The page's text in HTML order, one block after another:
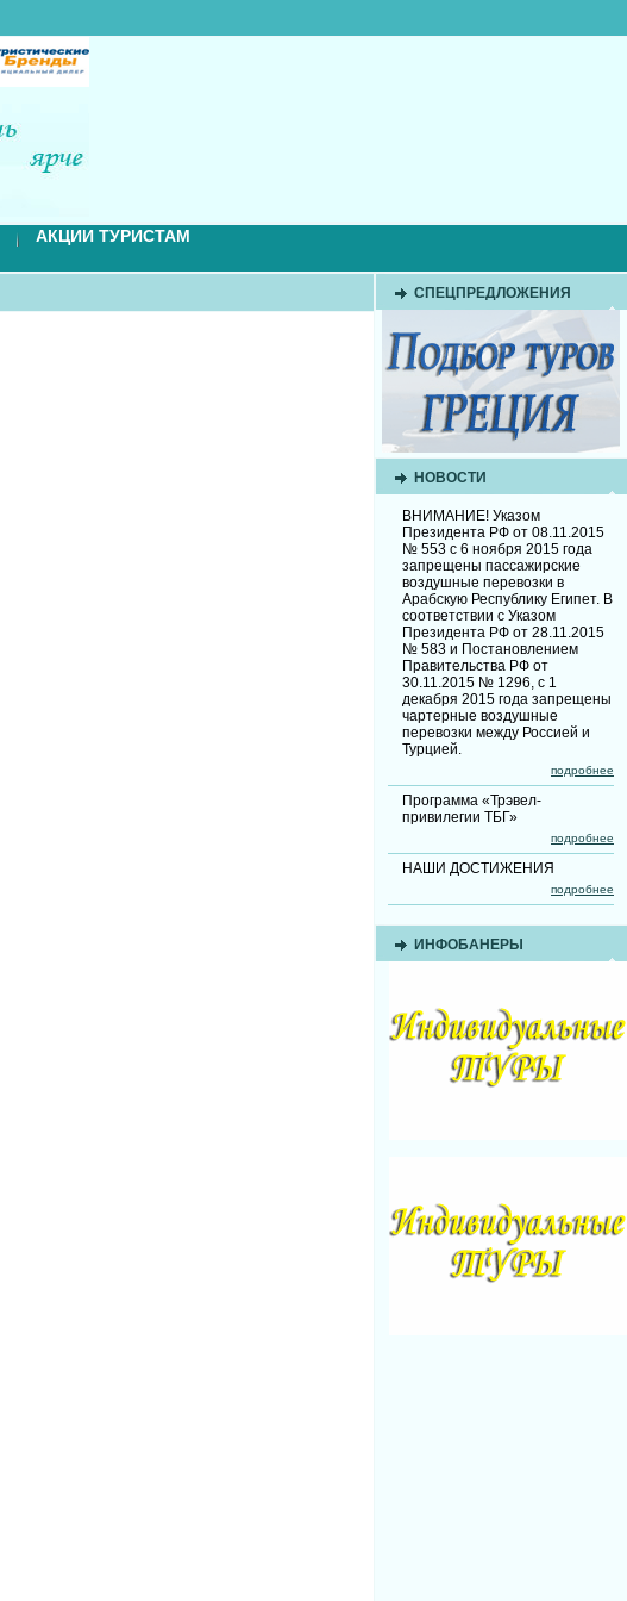
АКЦИИ ТУРИСТАМ
СПЕЦПРЕДЛОЖЕНИЯ
НОВОСТИ
ВНИМАНИЕ! Указом
Президента РФ от 08.11.2015
№ 553 с 6 ноября 2015 года
запрещены пассажирские
воздушные перевозки в
Арабскую Республику Египет. В
соответствии с Указом
Президента РФ от 28.11.2015
№ 583 и Постановлением
Правительства РФ от
30.11.2015 № 1296, с 1
декабря 2015 года запрещены
чартерные воздушные
перевозки между Россией и
Турцией.
подробнее
Программа «Трэвел-
привилегии ТБГ»
подробнее
НАШИ ДОСТИЖЕНИЯ
подробнее
ИНФОБАНЕРЫ